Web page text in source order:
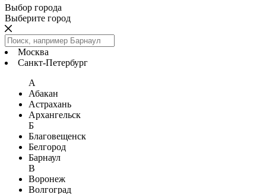
Выбор города
Выберите город
Москва
Санкт-Петербург
А
Абакан
Астрахань
Архангельск
Б
Благовещенск
Белгород
Барнаул
В
Воронеж
Волгоград